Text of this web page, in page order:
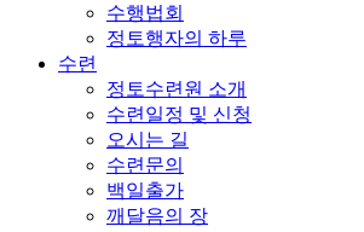
수행법회
정토행자의 하루
수련
정토수련원 소개
수련일정 및 신청
오시는 길
수련문의
백일출가
깨달음의 장